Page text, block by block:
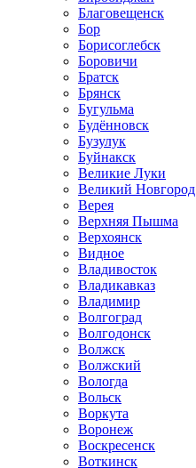
Благовещенск
Бор
Борисоглебск
Боровичи
Братск
Брянск
Бугульма
Будённовск
Бузулук
Буйнакск
Великие Луки
Великий Новгород
Верея
Верхняя Пышма
Верхоянск
Видное
Владивосток
Владикавказ
Владимир
Волгоград
Волгодонск
Волжск
Волжский
Вологда
Вольск
Воркута
Воронеж
Воскресенск
Воткинск